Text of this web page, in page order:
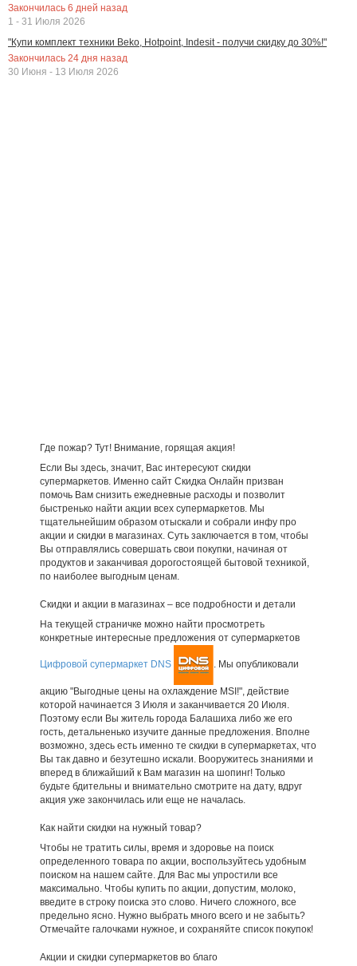
Закончилась 6 дней назад
1 - 31 Июля 2026
"Купи комплект техники Beko, Hotpoint, Indesit - получи скидку до 30%!"
Закончилась 24 дня назад
30 Июня - 13 Июля 2026
Где пожар? Тут! Внимание, горящая акция!
Если Вы здесь, значит, Вас интересуют скидки
супермаркетов. Именно сайт Скидка Онлайн призван
помочь Вам снизить ежедневные расходы и позволит
быстренько найти акции всех супермаркетов. Мы
тщательнейшим образом отыскали и собрали инфу про
акции и скидки в магазинах. Суть заключается в том, чтобы
Вы отправлялись совершать свои покупки, начиная от
продуктов и заканчивая дорогостоящей бытовой техникой,
по наиболее выгодным ценам.
Скидки и акции в магазинах – все подробности и детали
На текущей страничке можно найти просмотреть
конкретные интересные предложения от супермаркетов
Цифровой супермаркет DNS . Мы опубликовали
акцию "Выгодные цены на охлаждение MSI!", действие
которой начинается 3 Июля и заканчивается 20 Июля.
Поэтому если Вы житель города Балашиха либо же его
гость, детальненько изучите данные предложения. Вполне
возможно, здесь есть именно те скидки в супермаркетах, что
Вы так давно и безутешно искали. Вооружитесь знаниями и
вперед в ближайший к Вам магазин на шопинг! Только
будьте бдительны и внимательно смотрите на дату, вдруг
акция уже закончилась или еще не началась.
Как найти скидки на нужный товар?
Чтобы не тратить силы, время и здоровье на поиск
определенного товара по акции, воспользуйтесь удобным
поиском на нашем сайте. Для Вас мы упростили все
максимально. Чтобы купить по акции, допустим, молоко,
введите в строку поиска это слово. Ничего сложного, все
предельно ясно. Нужно выбрать много всего и не забыть?
Отмечайте галочками нужное, и сохраняйте список покупок!
Акции и скидки супермаркетов во благо